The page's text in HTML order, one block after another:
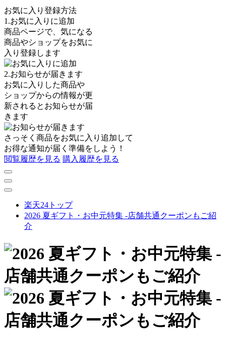
お気に入り登録方法
1.お気に入りに追加
商品ページで、気になる
商品やショップをお気に
入り登録します
2.お知らせが届きます
お気に入りした商品や
ショップからの情報が更
新されるとお知らせが届
きます
さっそく商品をお気に入り追加 して
お得な通知が届く準備をしよう！
閲覧履歴を見る 購入履歴を見る
楽天24トップ
2026 夏ギフト・お中元特集 -店舗共通クーポンもご紹
介